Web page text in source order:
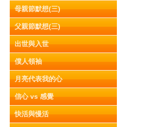
母親節默想(三)
父親節默想(三)
出世與入世
僕人領袖
月亮代表我的心
信心 vs 感覺
快活與慢活